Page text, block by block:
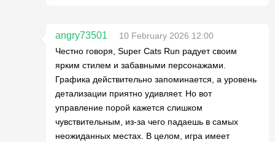
angry73501
10 February 2026 12:00
Честно говоря, Super Cats Run радует своим
ярким стилем и забавными персонажами.
Графика действительно запоминается, а уровень
детализации приятно удивляет. Но вот
управление порой кажется слишком
чувствительным, из-за чего падаешь в самых
неожиданных местах. В целом, игра имеет